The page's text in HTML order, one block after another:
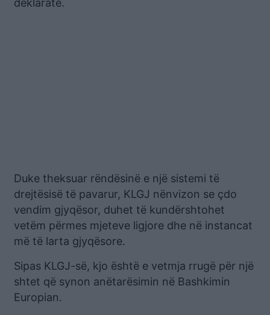
deklaratë.
Duke theksuar rëndësinë e një sistemi të
drejtësisë të pavarur, KLGJ nënvizon se çdo
vendim gjyqësor, duhet të kundërshtohet
vetëm përmes mjeteve ligjore dhe në instancat
më të larta gjyqësore.
Sipas KLGJ-së, kjo është e vetmja rrugë për një
shtet që synon anëtarësimin në Bashkimin
Europian.